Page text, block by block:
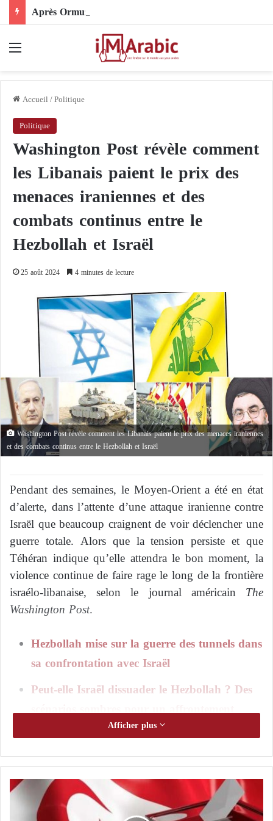
Accueil/Politique
Politique
Washington Post révèle comment
les Libanais paient le prix des
menaces iraniennes et des
combats continus entre le
Hezbollah et Israël
25 août 2024 4 minutes de lecture
Washington Post révèle comment les Libanais paient le prix des menaces iraniennes
et des combats continus entre le Hezbollah et Israël
Pendant des semaines, le Moyen-Orient a été en état
d’alerte, dans l’attente d’une attaque iranienne contre
Israël que beaucoup craignent de voir déclencher une
guerre totale. Alors que la tension persiste et que
Téhéran indique qu’elle attendra le bon moment, la
violence continue de faire rage le long de la frontière
israélo-libanaise, selon le journal américain The
Washington Post.
Hezbollah mise sur la guerre des tunnels dans
sa confrontation avec Israël
Peut-elle Israël dissuader le Hezbollah ? Des
scénarios sombres pour un affrontement
Cibles du Hezbollah
Le journal rapporte qu’Israël a ciblé ce qu’il décrit
comme des caches d’armes du Hezbollah le long de
Afficher plus
P
r